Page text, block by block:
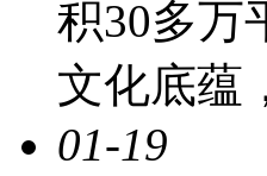
积30多万
文化底蕴
01-19